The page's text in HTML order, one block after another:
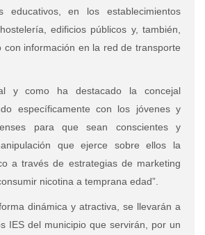
educativos, en los establecimientos
edificios públicos y, también,
con información en la red de transporte
y como ha destacado la concejal
específicamente con los jóvenes y
para que sean conscientes y
que ejerce sobre ellos la
a través de estrategias de marketing
nicotina a temprana edad”.
dinámica y atractiva, se llevarán a
IES del municipio que servirán, por un